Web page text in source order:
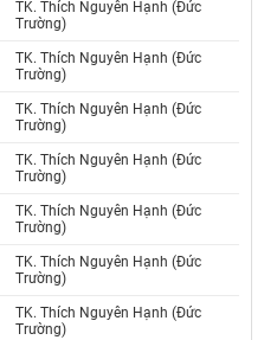
TK. Thích Nguyên Hạnh (Đức
Trường)
TK. Thích Nguyên Hạnh (Đức
Trường)
TK. Thích Nguyên Hạnh (Đức
Trường)
TK. Thích Nguyên Hạnh (Đức
Trường)
TK. Thích Nguyên Hạnh (Đức
Trường)
TK. Thích Nguyên Hạnh (Đức
Trường)
TK. Thích Nguyên Hạnh (Đức
Trường)